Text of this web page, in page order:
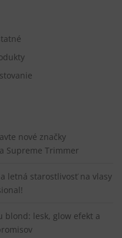
nové značky
Supreme Trimmer
letná starostlivosť na vlasy
blond: lesk, glow efekt a